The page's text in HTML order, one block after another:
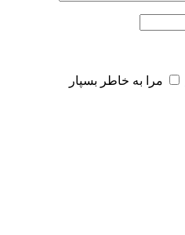
مرا به خاطر بسپار